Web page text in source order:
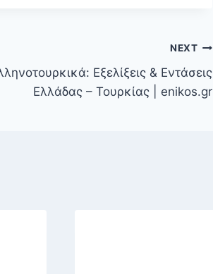
NEXT
Εξελίξεις & Εντάσεις
Ελλάδας – Τουρκίας | enikos.gr